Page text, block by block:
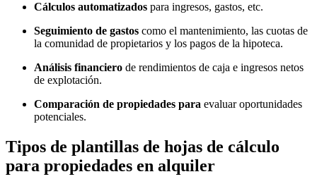
Cálculos automatizados para ingresos, gastos, etc.
Seguimiento de gastos como el mantenimiento, las cuotas de
la comunidad de propietarios y los pagos de la hipoteca.
Análisis financiero de rendimientos de caja e ingresos netos
de explotación.
Comparación de propiedades para evaluar oportunidades
potenciales.
Tipos de plantillas de hojas de cálculo
para propiedades en alquiler